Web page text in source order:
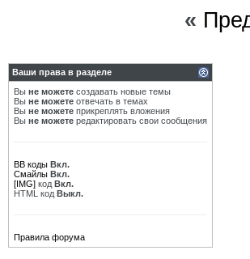
«
Ваши права в разделе
Вы не можете создавать новые темы
Вы не можете отвечать в темах
Вы не можете прикреплять вложения
Вы не можете редактировать свои сообщения
BB коды Вкл.
Смайлы Вкл.
[IMG] код Вкл.
HTML код Выкл.
Правила форума